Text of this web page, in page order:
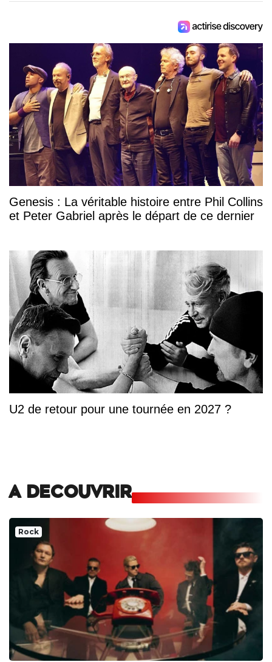
Genesis : La véritable histoire entre Phil Collins
et Peter Gabriel après le départ de ce dernier
U2 de retour pour une tournée en 2027 ?
A DECOUVRIR
Rock